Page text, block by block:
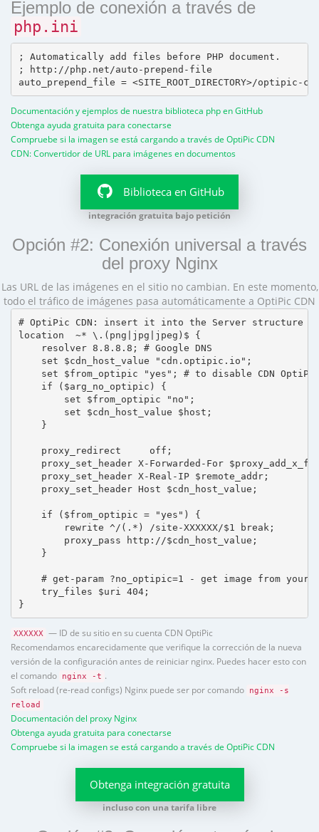
Ejemplo de conexión a través de
php.ini
; Automatically add files before PHP document.
; http://php.net/auto-prepend-file
Documentación y ejemplos de nuestra biblioteca php en GitHub
Obtenga ayuda gratuita para conectarse
Compruebe si la imagen se está cargando a través de OptiPic CDN
CDN: Convertidor de URL para imágenes en documentos
Biblioteca en GitHub
integración gratuita bajo petición
Opción #2: Conexión universal a través
del proxy Nginx
Las URL de las imágenes en el sitio no cambian. En este momento,
todo el tráfico de imágenes pasa automáticamente a OptiPic CDN
# OptiPic CDN: insert it into the Server structure
location  ~* \.(png|jpg|jpeg)$ {
    resolver 8.8.8.8; # Google DNS
    set $cdn_host_value "cdn.optipic.io";
set $from_optipic "yes"; # to disable CDN
    if ($arg_no_optipic) {
        set $from_optipic "no";
        set $cdn_host_value $host;
    }
    proxy_redirect     off;
proxy_set_header X-Forwarded-For
    proxy_set_header X-Real-IP $remote_addr;
    proxy_set_header Host $cdn_host_value;
    if ($from_optipic = "yes") {
        rewrite ^/(.*) /site-XXXXXX/$1 break;
        proxy_pass http://$cdn_host_value;
    }
# get-param ?no_optipic=1 - get image from your
    try_files $uri 404;
}
XXXXXX — ID de su sitio en su cuenta CDN OptiPic
Recomendamos encarecidamente que verifique la corrección de la nueva
versión de la configuración antes de reiniciar nginx. Puedes hacer esto con
el comando
nginx -t .
Soft reload (re-read configs) Nginx puede ser por comando
nginx -s
reload
Documentación del proxy Nginx
Obtenga ayuda gratuita para conectarse
Compruebe si la imagen se está cargando a través de OptiPic CDN
Obtenga integración gratuita
incluso con una tarifa libre